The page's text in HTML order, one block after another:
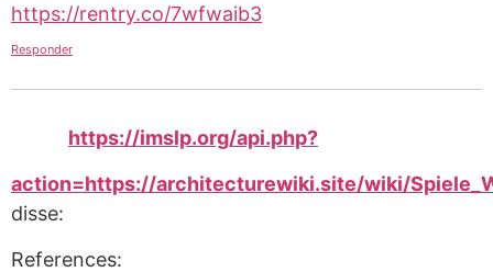
https://rentry.co/7wfwaib3
Responder
https://imslp.org/api.php?
action=https://architecturewiki.site/wiki/
disse:
References: